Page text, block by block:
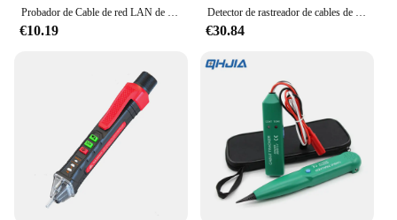
Probador de Cable de red LAN de Internet para STP UTP RJ11 RJ45 Cat5 Cat6, rastreador de cables telefónicos, Detector de tóner, buscador de línea, 1 ud.
€10.19
Detector de rastreador de cables de red FWT81 RJ11/45 Lan Ethernet probador de cables de teléfono buscador herramienta de telecomunicaciones trabajo electrificado 48V
€30.84